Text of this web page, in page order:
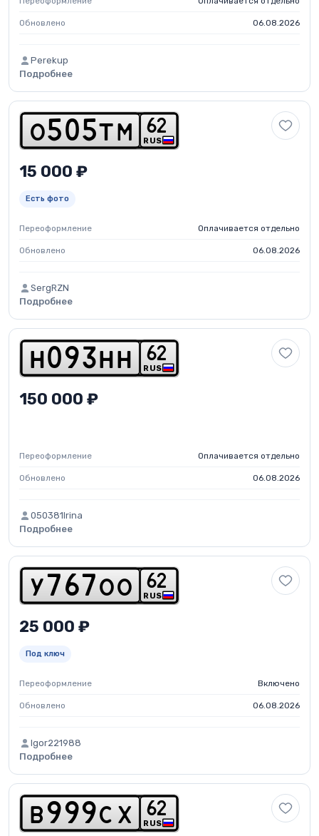
Обновлено 06.08.2026
Perekup
Подробнее
o5 0 5t m RUS
62
15 000 ₽
Есть фото
Переоформление Оплачивается отдельно
Обновлено 06.08.2026
SergRZN
Подробнее
h 0 9 3 h h RUS
62
150 000 ₽
Переоформление Оплачивается отдельно
Обновлено 06.08.2026
050381Irina
Подробнее
y 7 6 7 o o RUS
62
25 000 ₽
Под ключ
Переоформление Включено
Обновлено 06.08.2026
Igor221988
Подробнее
b 9 9 9 c x RUS
62